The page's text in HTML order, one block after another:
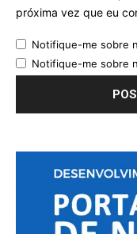
próxima vez que eu
Notifique-me sobre
Notifique-me sobre